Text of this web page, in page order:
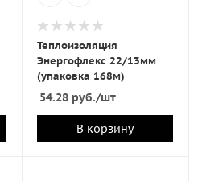
Теплоизоляция
Энергофлекс 22/13мм
(упаковка 168м)
54.28руб./шт
В корзину